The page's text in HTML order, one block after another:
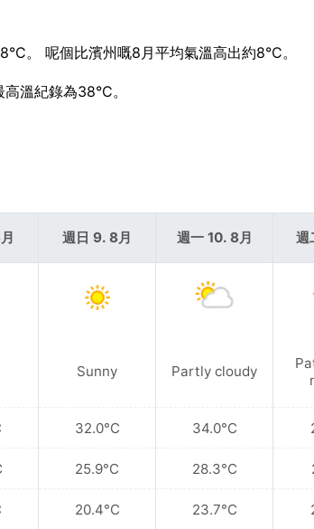
。 呢個比濱州嘅8月平均氣溫高出約8°C。
溫紀錄為38°C。
週日 9. 8月
Sunny
32.0°C
25.9°C
20.4°C
週一 10. 8月
Partly cloudy
34.0°C
28.3°C
23.7°C
週